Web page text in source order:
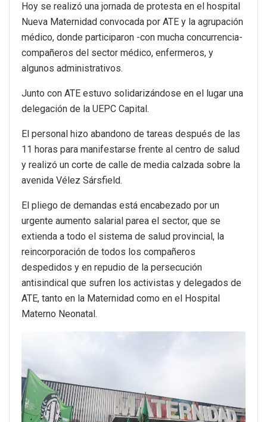
Hoy se realizó una jornada de protesta en el hospital
Nueva Maternidad convocada por ATE y la agrupación
médico, donde participaron -con mucha concurrencia-
compañeros del sector médico, enfermeros, y
algunos administrativos.
Junto con ATE estuvo solidarizándose en el lugar una
delegación de la UEPC Capital.
El personal hizo abandono de tareas después de las
11 horas para manifestarse frente al centro de salud
y realizó un corte de calle de media calzada sobre la
avenida Vélez Sársfield.
El pliego de demandas está encabezado por un
urgente aumento salarial parea el sector, que se
extienda a todo el sistema de salud provincial, la
reincorporación de todos los compañeros
despedidos y en repudio de la persecución
antisindical que sufren los activistas y delegados de
ATE, tanto en la Maternidad como en el Hospital
Materno Neonatal.